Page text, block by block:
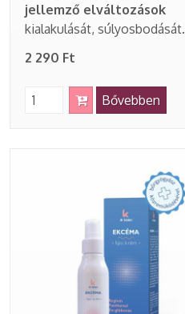
jellemző elváltozások
kialakulását, súlyosbodását.
2 290 Ft
Bővebben